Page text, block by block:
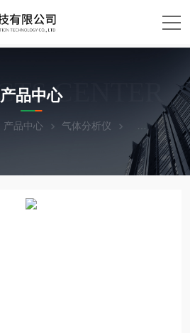
CENTER
产品中心
产品中心 气体分析仪 VOCVOC